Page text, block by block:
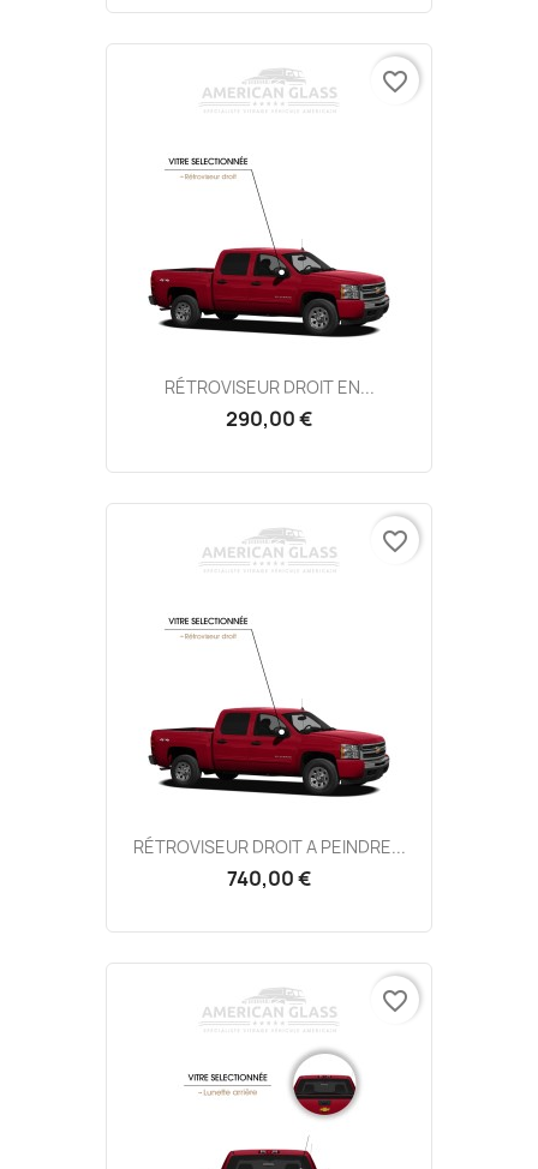
RÉTROVISEUR DROIT EN...
290,00 €
favorite_border
RÉTROVISEUR DROIT A PEINDRE...
740,00 €
favorite_border
favorite_border